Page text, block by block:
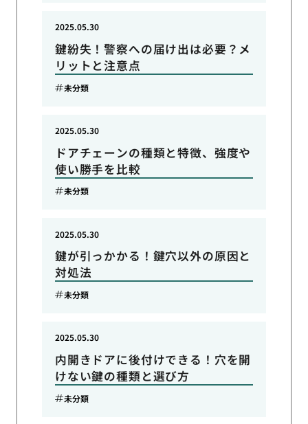
鍵紛失！警察への届け出は必要？メ
リットと注意点
2025.05.30
未分類
ドアチェーンの種類と特徴、強度や
使い勝手を比較
2025.05.30
未分類
鍵が引っかかる！鍵穴以外の原因と
対処法
2025.05.30
未分類
内開きドアに後付けできる！穴を開
けない鍵の種類と選び方
2025.05.30
未分類